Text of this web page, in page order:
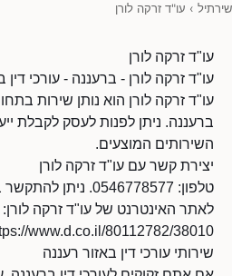
שירתיל › עו"ד זרקה לורן
עו"ד זרקה לורן
עו"ד זרקה לורן - ברעננה - עורכי דין
עו"ד זרקה לורן הוא נותן שירות
ברעננה. ניתן לפנות לעסק לקבלת
השירותים המוצעים.
יצירת קשר עם עו"ד זרקה לורן
טלפון: 0546778577. ניתן להתקשר בשעות הפעילות.
לאתר האינטרנט של עו"ד זרקה לורן:
www.d.co.il/80112782/38010/
שירותי עורכי דין באזור רעננה